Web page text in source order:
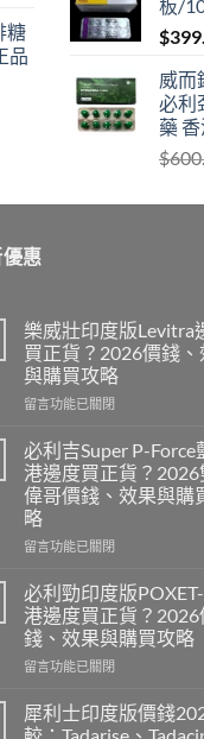
糖
品
板/
$
威而
必利
藥
$
惠
樂威壯印度版Levitra
買正貨？2026價錢、
與購買攻略
在
威
壯
印
度
版
Levitra
度
買
正
貨？
2026
錢、
效
留言功能已關閉
必利吉Super P-Force
港邊度買正貨？2026
偉哥價錢、效果與購
略
在
利
吉
Super
P-
Force
P
香
留言功能已關閉
必利勁印度版
港邊度買正貨？2026
錢、效果與購買攻略
在
利
勁
留言功能已關閉
犀利士印度版價錢